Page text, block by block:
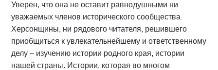
Уверен, что она не оставит равнодушными ни
уважаемых членов исторического сообщества
Херсонщины, ни рядового читателя, решившего
приобщиться к увлекательнейшему и ответственному
делу – изучению истории родного края, истории
нашей страны. Истории, которая во многом